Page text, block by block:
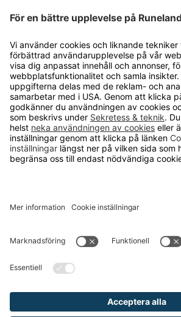
OM RUNELANDHS
Om Runelandhs
Köpvillkor
Därför ska du välja oss
Lediga jobb
Kvalitets- och miljöpolicy
TELEFON
order@runelandhs.se